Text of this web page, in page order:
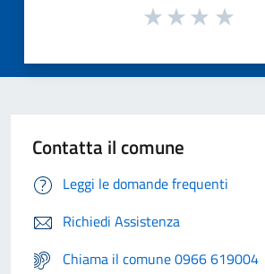
Contatta il comune
Leggi le domande frequenti
Richiedi Assistenza
Chiama il comune 0966 619004